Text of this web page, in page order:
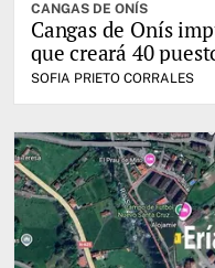
CANGAS DE ONÍS
Cangas de Onís
que creará 40
SOFIA PRIETO CORRALES